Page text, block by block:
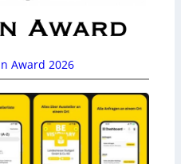
Award 2026